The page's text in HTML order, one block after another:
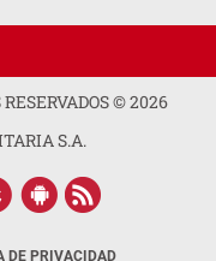
©2026
S.A.
DE PRIVACIDAD